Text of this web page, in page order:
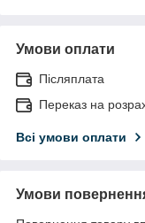
Умови оплати
Післяплата
Переказ на
Всі умови оплати
Умови